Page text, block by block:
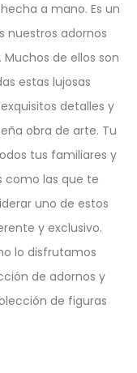
a mano. Es un
nuestros adornos
de ellos son
estas lujosas
detalles y
obra de arte. Tu
tus familiares y
como las que te
uno de estos
y exclusivo.
lo disfrutamos
de adornos y
de figuras